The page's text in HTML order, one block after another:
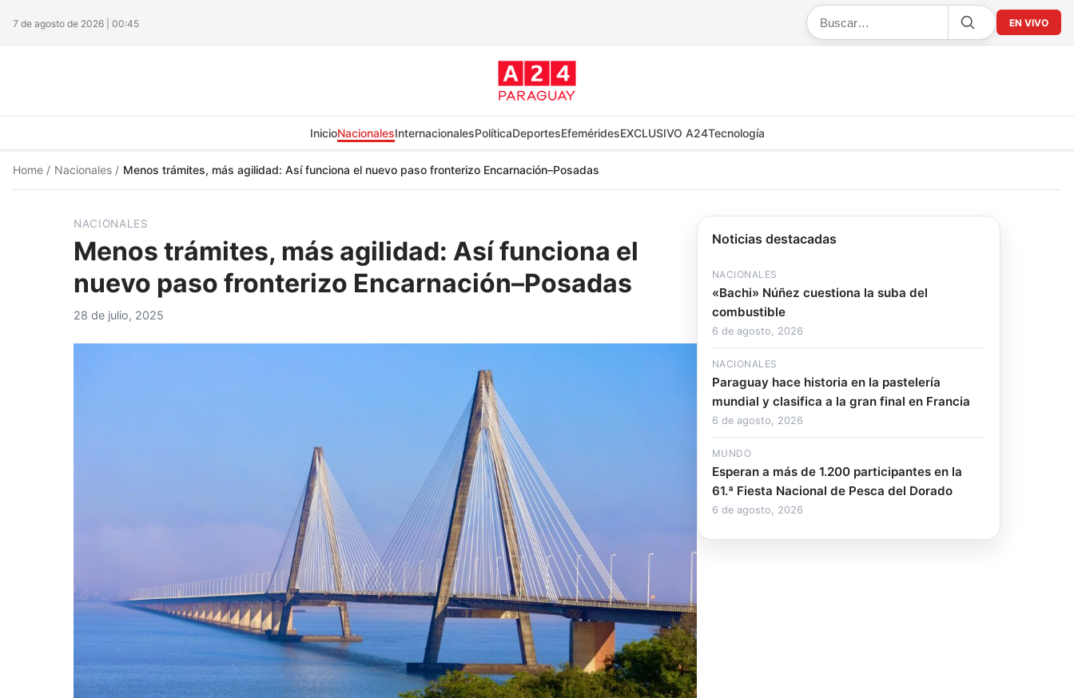
7 de agosto de 2026 | 00:45 EN VIVO
InicioNacionalesInternacionalesPolíticaDeportesEfeméridesEXCLUSIVO A24Tecnología
Home / Nacionales / Menos trámites, más agilidad: Así funciona el nuevo paso fronterizo Encarnación–Posadas
NACIONALES
Menos trámites, más agilidad: Así funciona el
nuevo paso fronterizo Encarnación–Posadas
28 de julio, 2025
Noticias destacadas
NACIONALES
«Bachi» Núñez cuestiona la suba del
combustible
6 de agosto, 2026
NACIONALES
Paraguay hace historia en la pastelería
mundial y clasifica a la gran final en Francia
6 de agosto, 2026
MUNDO
Esperan a más de 1.200 participantes en la
61.ª Fiesta Nacional de Pesca del Dorado
6 de agosto, 2026